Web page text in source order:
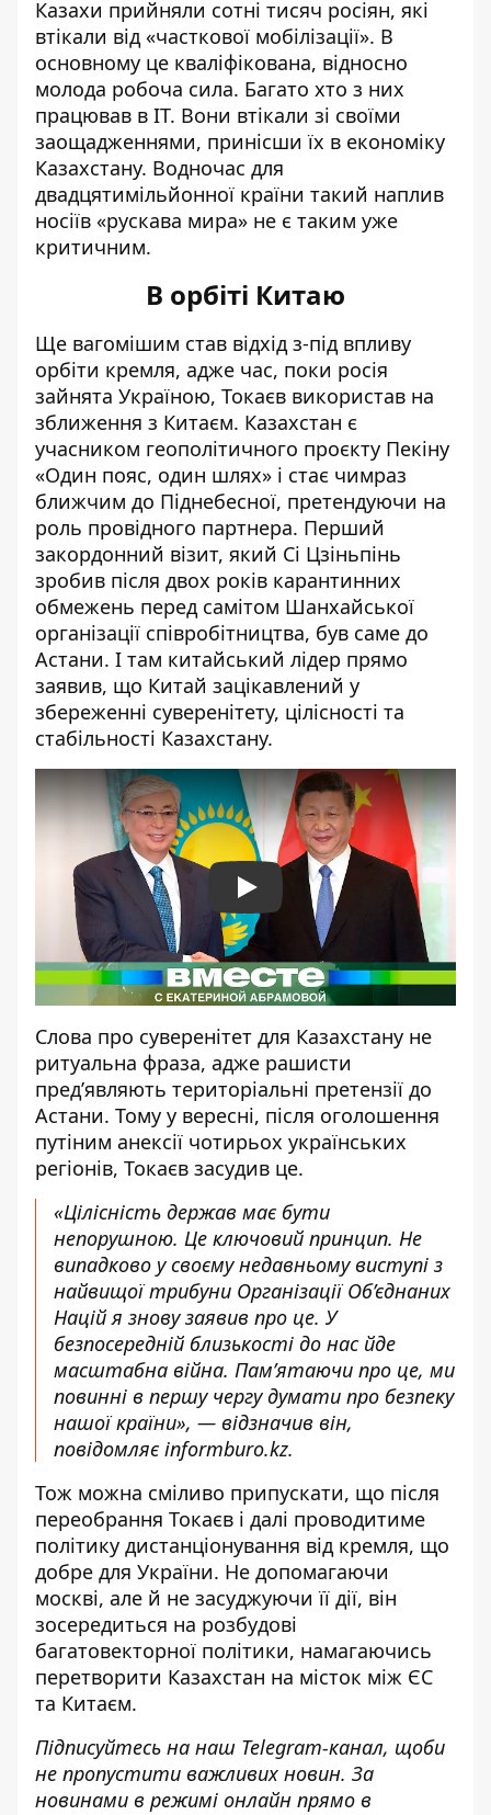
Казахи прийняли сотні тисяч росіян, які
втікали від «часткової мобілізації». В
основному це кваліфікована, відносно
молода робоча сила. Багато хто з них
працював в ІТ. Вони втікали зі своїми
заощадженнями, принісши їх в економіку
Казахстану. Водночас для
двадцятимільйонної країни такий наплив
носіїв «рускава мира» не є таким уже
критичним.
В орбіті Китаю
Ще вагомішим став відхід з-під впливу
орбіти кремля, адже час, поки росія
зайнята Україною, Токаєв використав на
зближення з Китаєм. Казахстан є
учасником геополітичного проєкту Пекіну
«Один пояс, один шлях» і стає чимраз
ближчим до Піднебесної, претендуючи на
роль провідного партнера. Перший
закордонний візит, який Сі Цзіньпінь
зробив після двох років карантинних
обмежень перед самітом Шанхайської
організації співробітництва, був саме до
Астани. І там китайський лідер прямо
заявив, що Китай зацікавлений у
збереженні суверенітету, цілісності та
стабільності Казахстану.
Play
Слова про суверенітет для Казахстану не
ритуальна фраза, адже рашисти
пред’являють територіальні претензії до
Астани. Тому у вересні, після оголошення
путіним анексії чотирьох українських
регіонів, Токаєв засудив це.
«Цілісність держав має бути
непорушною. Це ключовий принцип. Не
випадково у своєму недавньому виступі з
найвищої трибуни Організації Об’єднаних
Націй я знову заявив про це. У
безпосередній близькості до нас йде
масштабна війна. Пам’ятаючи про це, ми
повинні в першу чергудумати про безпеку
нашої країни», — відзначив він,
повідомляєinformburo.kz.
Тож можна сміливо припускати, що після
переобрання Токаєв і далі проводитиме
політику дистанціонування від кремля, що
добре для України. Не допомагаючи
москві, але й не засуджуючи її дії, він
зосередиться на розбудові
багатовекторної політики, намагаючись
перетворити Казахстан на місток між ЄС
та Китаєм.
Підписуйтесь на наш Telegram-канал, щоби
не пропустити важливих новин. За
новинами в режимі онлайн прямо в